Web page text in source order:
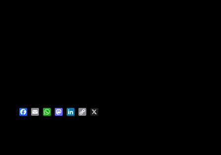
Facebook
EmailWhatsApp
Mastodon
LinkedIn
Copy